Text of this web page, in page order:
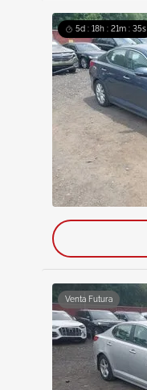
5d : 18h : 21m : 34s
Venta Futura